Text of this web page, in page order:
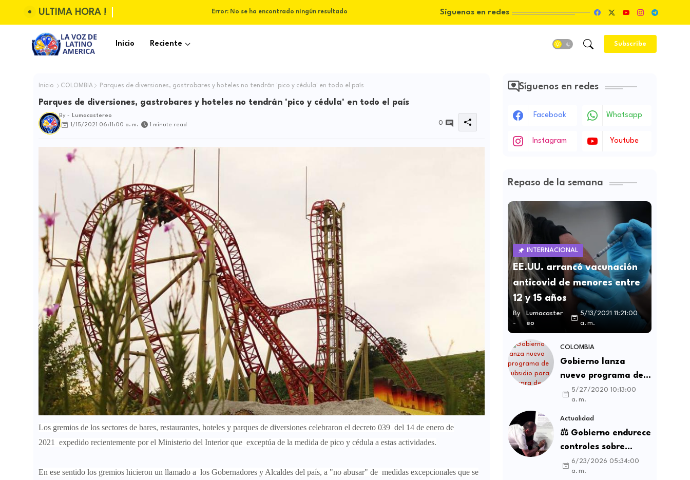
ULTIMA HORA ! Error: No se ha encontrado ningún resultado Síguenos en redes
Inicio Reciente Subscribe
Inicio COLOMBIA Parques de diversiones, gastrobares y hoteles no tendrán 'pico y cédula' en todo el país
Parques de diversiones, gastrobares y hoteles no tendrán 'pico y cédula' en todo el país
By -
Lumacastereo
1/15/2021 06:11:00 a. m.
1 minute read 0
Los gremios de los sectores de bares, restaurantes, hoteles y parques de diversiones celebraron el decreto 039 del 14 de enero de
2021
expedido recientemente por el Ministerio del Interior que exceptúa de la medida de pico y cédula a estas actividades.
En ese sentido los gremios hicieron un llamado a los Gobernadores y Alcaldes del país, a "no abusar" de medidas excepcionales que se
Síguenos en redes
Facebook Whatsapp
Instagram Youtube
Repaso de la semana
INTERNACIONAL
EE.UU. arrancó vacunación
anticovid de menores entre
12 y 15 años
By
-
Lumacaster
eo
5/13/2021 11:21:00
a. m.
COLOMBIA
Gobierno lanza
nuevo programa de
subsidio para compra
de vivienda VIS y no
VIS
5/27/2020 10:13:00
a. m.
Actualidad
⚖️ Gobierno endurece
controles sobre
contratos sindicales
y busca frenar la
6/23/2026 05:34:00
a. m.